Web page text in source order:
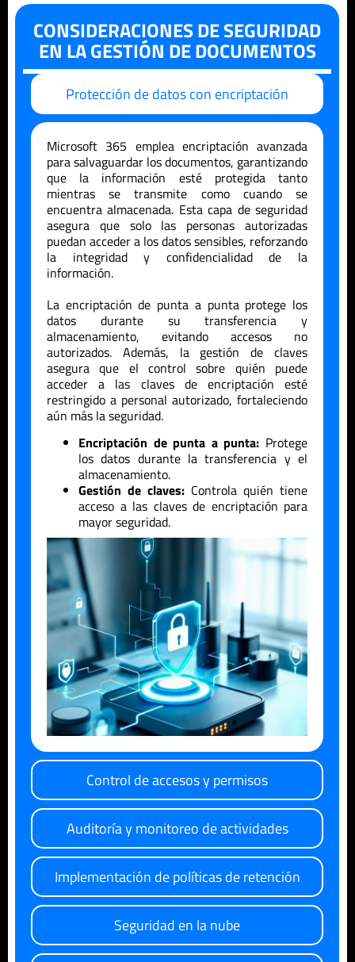
CONSIDERACIONES DE SEGURIDAD
EN LA GESTIÓN DE DOCUMENTOS
Protección de datos con encriptación
Control de accesos y permisos
Auditoría y monitoreo de actividades
Implementación de políticas de retención
Seguridad en la nube
Microsoft 365 emplea encriptación avanzada
para salvaguardar los documentos, garantizando
que la información esté protegida tanto
mientras se transmite como cuando se
encuentra almacenada. Esta capa de seguridad
asegura que solo las personas autorizadas
puedan acceder a los datos sensibles, reforzando
la integridad y confidencialidad de la
información.
La encriptación de punta a punta protege los
datos durante su transferencia y
almacenamiento, evitando accesos no
autorizados. Además, la gestión de claves
asegura que el control sobre quién puede
acceder a las claves de encriptación esté
restringido a personal autorizado, fortaleciendo
aún más la seguridad.
Encriptación de punta a punta: Protege
los datos durante la transferencia y el
almacenamiento.
Gestión de claves: Controla quién tiene
acceso a las claves de encriptación para
mayor seguridad.